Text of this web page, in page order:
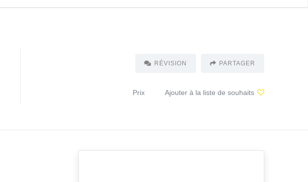
RÉVISION PARTAGER
Prix Ajouter à la liste de souhaits